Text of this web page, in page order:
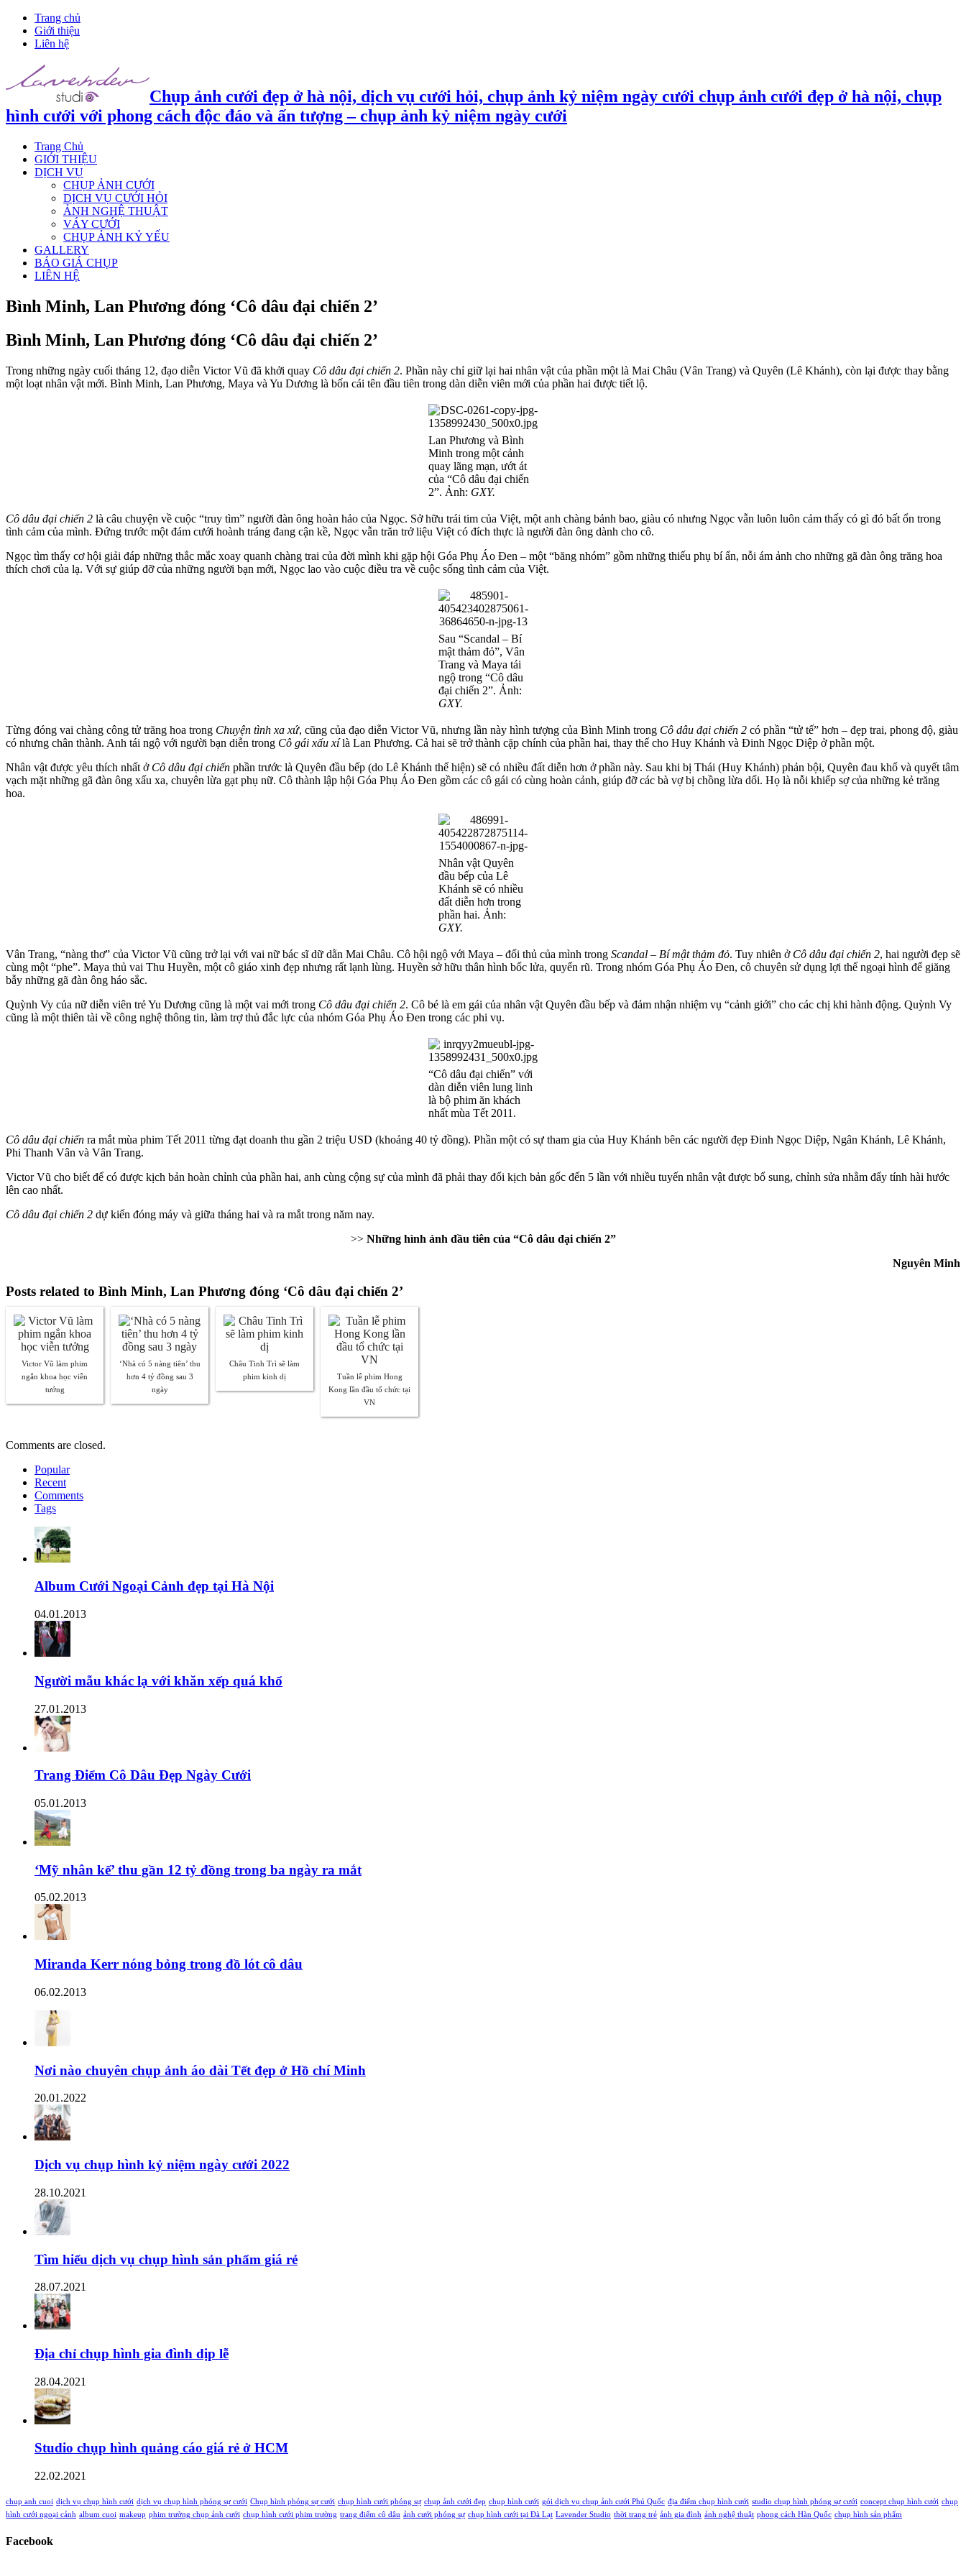
Trang chủ
Giới thiệu
Liên hệ
Chụp ảnh cưới đẹp ở hà nội, dịch vụ cưới hỏi, chụp ảnh kỷ niệm ngày cưới chụp ảnh cưới đẹp ở hà nội, chụp
hình cưới với phong cách độc đáo và ấn tượng – chụp ảnh kỷ niệm ngày cưới
Trang Chủ
GIỚI THIỆU
DỊCH VỤ
CHỤP ẢNH CƯỚI
DỊCH VỤ CƯỚI HỎI
ẢNH NGHỆ THUẬT
VÁY CƯỚI
CHỤP ẢNH KỶ YẾU
GALLERY
BÁO GIÁ CHỤP
LIÊN HỆ
Bình Minh, Lan Phương đóng ‘Cô dâu đại chiến 2’
Bình Minh, Lan Phương đóng ‘Cô dâu đại chiến 2’
Trong những ngày cuối tháng 12, đạo diễn Victor Vũ đã khởi quay Cô dâu đại chiến 2. Phần này chỉ giữ lại hai nhân vật của phần một là Mai Châu (Vân Trang) và Quyên (Lê Khánh), còn lại được thay bằng
một loạt nhân vật mới. Bình Minh, Lan Phương, Maya và Yu Dương là bốn cái tên đầu tiên trong dàn diễn viên mới của phần hai được tiết lộ.
Lan Phương và Bình
Minh trong một cảnh
quay lãng mạn, ướt át
của “Cô dâu đại chiến
2”. Ảnh: GXY.
Cô dâu đại chiến 2 là câu chuyện về cuộc “truy tìm” người đàn ông hoàn hảo của Ngọc. Sở hữu trái tim của Việt, một anh chàng bảnh bao, giàu có nhưng Ngọc vẫn luôn luôn cảm thấy có gì đó bất ổn trong
tình cảm của mình. Đứng trước một đám cưới hoành tráng đang cận kề, Ngọc vẫn trăn trở liệu Việt có đích thực là người đàn ông dành cho cô.
Ngọc tìm thấy cơ hội giải đáp những thắc mắc xoay quanh chàng trai của đời mình khi gặp hội Góa Phụ Áo Đen – một “băng nhóm” gồm những thiếu phụ bí ẩn, nỗi ám ảnh cho những gã đàn ông trăng hoa
thích chơi của lạ. Với sự giúp đỡ của những người bạn mới, Ngọc lao vào cuộc điều tra về cuộc sống tình cảm của Việt.
Sau “Scandal – Bí
mật thảm đỏ”, Vân
Trang và Maya tái
ngộ trong “Cô dâu
đại chiến 2”. Ảnh:
GXY.
Từng đóng vai chàng công tử trăng hoa trong Chuyện tình xa xứ, cũng của đạo diễn Victor Vũ, nhưng lần này hình tượng của Bình Minh trong Cô dâu đại chiến 2 có phần “tử tế” hơn – đẹp trai, phong độ, giàu
có nhưng chân thành. Anh tái ngộ với người bạn diễn trong Cô gái xấu xílà Lan Phương. Cả hai sẽ trở thành cặp chính của phần hai, thay thế cho Huy Khánh và Đinh Ngọc Diệp ở phần một.
Nhân vật được yêu thích nhất ở Cô dâu đại chiến phần trước là Quyên đầu bếp (do Lê Khánh thể hiện) sẽ có nhiều đất diễn hơn ở phần này. Sau khi bị Thái (Huy Khánh) phản bội, Quyên đau khổ và quyết tâm
vạch mặt những gã đàn ông xấu xa, chuyên lừa gạt phụ nữ. Cô thành lập hội Góa Phụ Áo Đen gồm các cô gái có cùng hoàn cảnh, giúp đỡ các bà vợ bị chồng lừa dối. Họ là nỗi khiếp sợ của những kẻ trăng
hoa.
Nhân vật Quyên
đầu bếp của Lê
Khánh sẽ có nhiều
đất diễn hơn trong
phần hai. Ảnh:
GXY.
Vân Trang, “nàng thơ” của Victor Vũ cũng trở lại với vai nữ bác sĩ dữ dằn Mai Châu. Cô hội ngộ với Maya – đối thủ của mình trong Scandal – Bí mật thảm đỏ. Tuy nhiên ở Cô dâu đại chiến 2, hai người đẹp sẽ
cùng một “phe”. Maya thủ vai Thu Huyền, một cô giáo xinh đẹp nhưng rất lạnh lùng. Huyền sở hữu thân hình bốc lửa, quyến rũ. Trong nhóm Góa Phụ Áo Đen, cô chuyên sử dụng lợi thế ngoại hình để giăng
bẫy những gã đàn ông háo sắc.
Quỳnh Vy của nữ diễn viên trẻ Yu Dương cũng là một vai mới trong Cô dâu đại chiến 2. Cô bé là em gái của nhân vật Quyên đầu bếp và đảm nhận nhiệm vụ “cảnh giới” cho các chị khi hành động. Quỳnh Vy
cũng là một thiên tài về công nghệ thông tin, làm trợ thủ đắc lực của nhóm Góa Phụ Áo Đen trong các phi vụ.
“Cô dâu đại chiến” với
dàn diễn viên lung linh
là bộ phim ăn khách
nhất mùa Tết 2011.
Cô dâu đại chiến ra mắt mùa phim Tết 2011 từng đạt doanh thu gần 2 triệu USD (khoảng 40 tỷ đồng). Phần một có sự tham gia của Huy Khánh bên các người đẹp Đinh Ngọc Diệp, Ngân Khánh, Lê Khánh,
Phi Thanh Vân và Vân Trang.
Victor Vũ cho biết để có được kịch bản hoàn chỉnh của phần hai, anh cùng cộng sự của mình đã phải thay đổi kịch bản gốc đến 5 lần với nhiều tuyến nhân vật được bổ sung, chỉnh sửa nhằm đẩy tính hài hước
lên cao nhất.
Cô dâu đại chiến 2 dự kiến đóng máy và giữa tháng hai và ra mắt trong năm nay.
>> Những hình ảnh đầu tiên của “Cô dâu đại chiến 2”
Nguyên Minh
Posts related to Bình Minh, Lan Phương đóng ‘Cô dâu đại chiến 2’
Victor Vũ làm phim
ngắn khoa học viễn
tưởng
‘Nhà có 5 nàng tiên’ thu
hơn 4 tỷ đồng sau 3
ngày
Châu Tinh Trì sẽ làm
phim kinh dị
Tuần lễ phim Hong
Kong lần đầu tổ chức tại
VN
Comments are closed.
Popular
Recent
Comments
Tags
Album Cưới Ngoại Cảnh đẹp tại Hà Nội
04.01.2013
Người mẫu khác lạ với khăn xếp quá khổ
27.01.2013
Trang Điểm Cô Dâu Đẹp Ngày Cưới
05.01.2013
‘Mỹ nhân kế’ thu gần 12 tỷ đồng trong ba ngày ra mắt
05.02.2013
Miranda Kerr nóng bỏng trong đồ lót cô dâu
06.02.2013
Nơi nào chuyên chụp ảnh áo dài Tết đẹp ở Hồ chí Minh
20.01.2022
Dịch vụ chụp hình kỷ niệm ngày cưới 2022
28.10.2021
Tìm hiểu dịch vụ chụp hình sản phẩm giá rẻ
28.07.2021
Địa chỉ chụp hình gia đình dịp lễ
28.04.2021
Studio chụp hình quảng cáo giá rẻ ở HCM
22.02.2021
chup anh cuoi dịch vụ chụp hình cưới dịch vụ chụp hình phóng sự cưới Chụp hình phóng sự cưới chụp hình cưới phóng sự chụp ảnh cưới đẹp chụp hình cưới gói dịch vụ chụp ảnh cưới Phú Quốc địa điểm chụp hình cưới studio chụp hình phóng sự cưới concept chụp hình cưới chụp
hình cưới ngoại cảnh album cuoi makeup phim trường chụp ảnh cưới chụp hình cưới phim trường trang điểm cô dâu ảnh cưới phóng sự chụp hình cưới tại Đà Lạt Lavender Studio thời trang trẻ ảnh gia đình ảnh nghệ thuật phong cách Hàn Quốc chụp hình sản phẩm
Facebook